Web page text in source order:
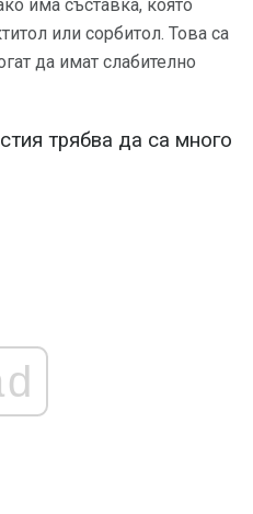
има съставка, която
или сорбитол. Това са
да имат слабително
трябва да са много